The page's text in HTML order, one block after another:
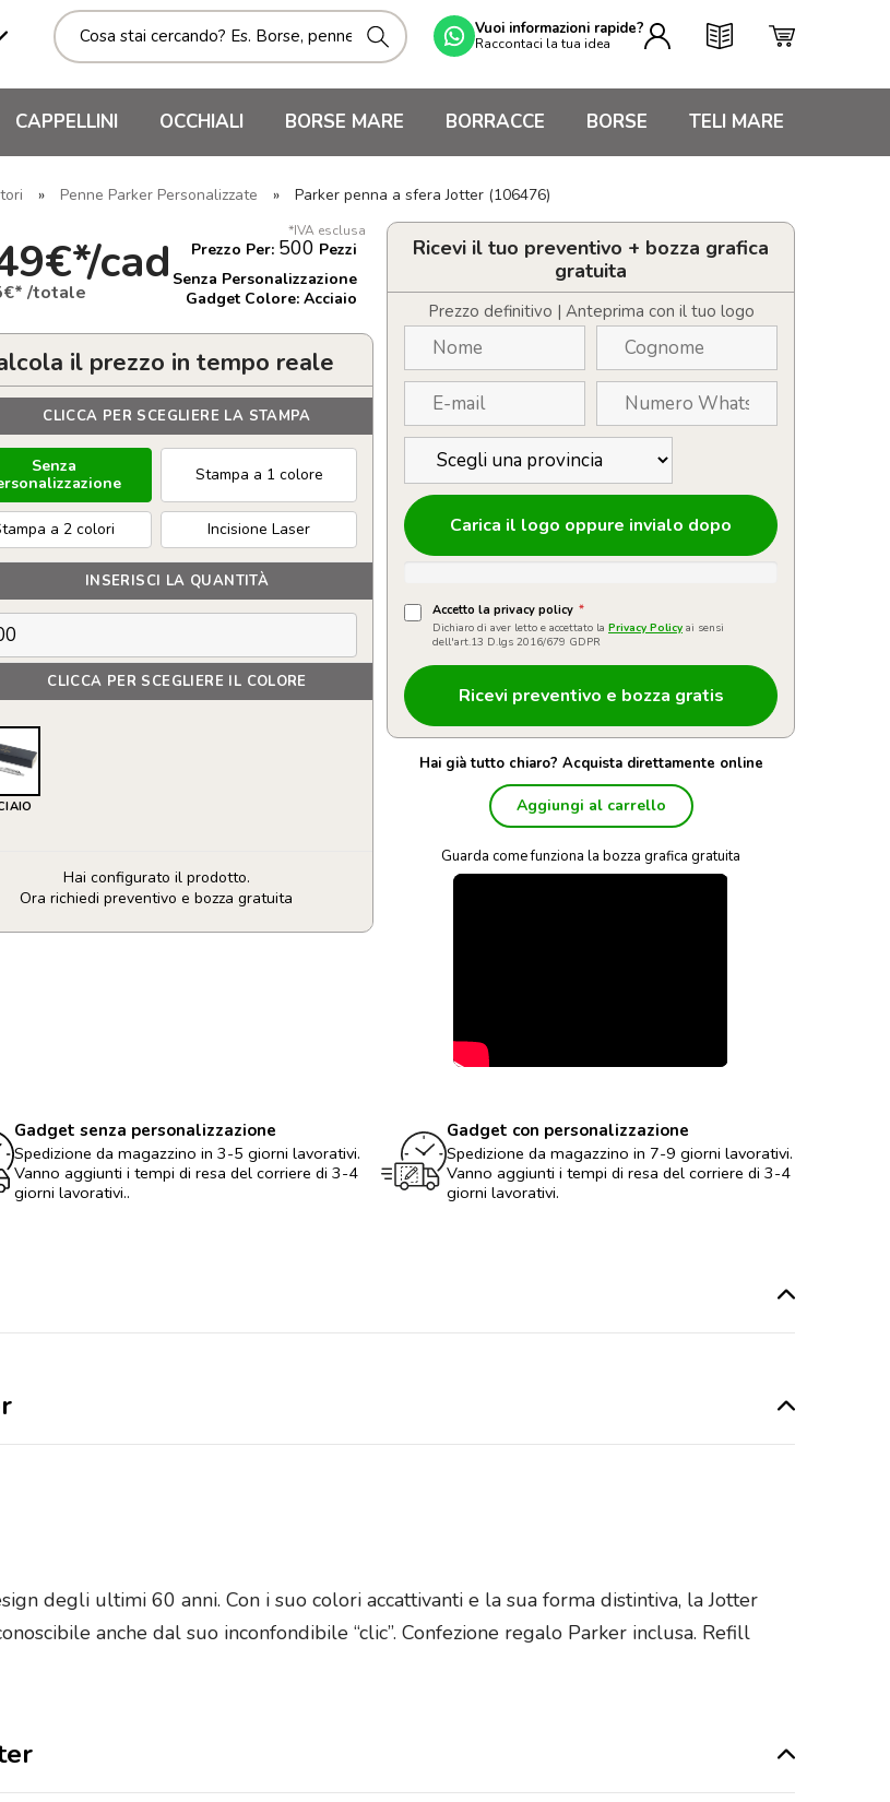
Vuoi informazioni rapide?
Raccontaci la tua idea
CAPPELLINI OCCHIALI BORSE MARE BORRACCE BORSE TELI MARE
» Penne Parker Personalizzate » Parker penna a sfera Jotter (106476)
*IVA esclusa
cad
/totale
Prezzo Per: 500 Pezzi
Senza Personalizzazione
Gadget Colore: Acciaio
il prezzo in tempo reale
CLICCA PER SCEGLIERE LA STAMPA
Senza
Stampa a 1 colore
a 2 colori Incisione Laser
INSERISCI LA QUANTITÀ
CLICCA PER SCEGLIERE IL COLORE
Hai configurato il prodotto.
Ora richiedi preventivo e bozza gratuita
Ricevi il tuo preventivo + bozza grafica
gratuita
Prezzo definitivo | Anteprima con il tuo logo
Carica il logo oppure invialo dopo
Accetto la privacy policy *
Dichiaro di aver letto e accettato la Privacy Policy ai sensi
dell'art.13 D.lgs 2016/679 GDPR
Hai già tutto chiaro? Acquista direttamente online
Aggiungi al carrello
Guarda come funziona la bozza grafica gratuita
Gadget senza personalizzazione
Spedizione da magazzino in 3-5 giorni lavorativi.
Vanno aggiunti i tempi di resa del corriere di 3-4
giorni lavorativi..
Gadget con personalizzazione
Spedizione da magazzino in 7-9 giorni lavorativi.
Vanno aggiunti i tempi di resa del corriere di 3-4
giorni lavorativi.
degli ultimi 60 anni. Con i suo colori accattivanti e la sua forma distintiva, la Jotter
anche dal suo inconfondibile “clic”. Confezione regalo Parker inclusa. Refill